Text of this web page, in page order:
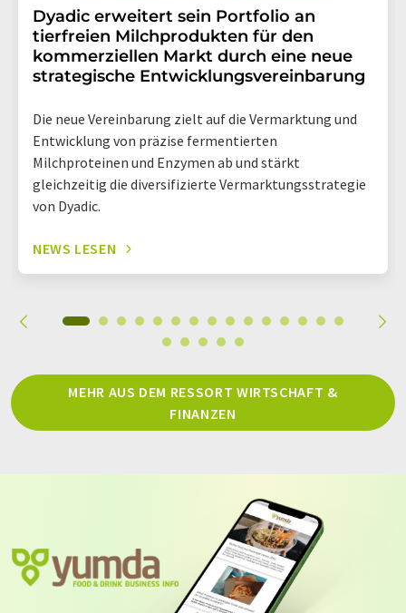
Dyadic erweitert sein Portfolio an
tierfreien Milchprodukten für den
kommerziellen Markt durch eine neue
strategische Entwicklungsvereinbarung
Die neue Vereinbarung zielt auf die Vermarktung und
Entwicklung von präzise fermentierten
Milchproteinen und Enzymen ab und stärkt
gleichzeitig die diversifizierte Vermarktungsstrategie
von Dyadic.
NEWS LESEN
MEHR AUS DEM RESSORT WIRTSCHAFT &
FINANZEN